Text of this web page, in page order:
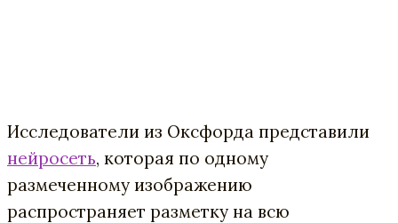
Исследователи из Оксфорда представили
нейросеть, которая по одному
размеченному изображению
распространяет разметку на всю